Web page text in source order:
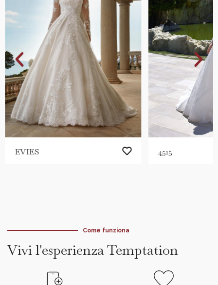
EVIES 4515
Come funziona
Vivi l'esperienza Temptation